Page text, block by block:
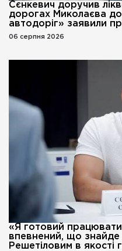
Сєнкевич доручив
дорогах Миколаєва
автодоріг» заявили
06 серпня 2026
«Я готовий
впевнений, що знайде
Решетіловим в якості